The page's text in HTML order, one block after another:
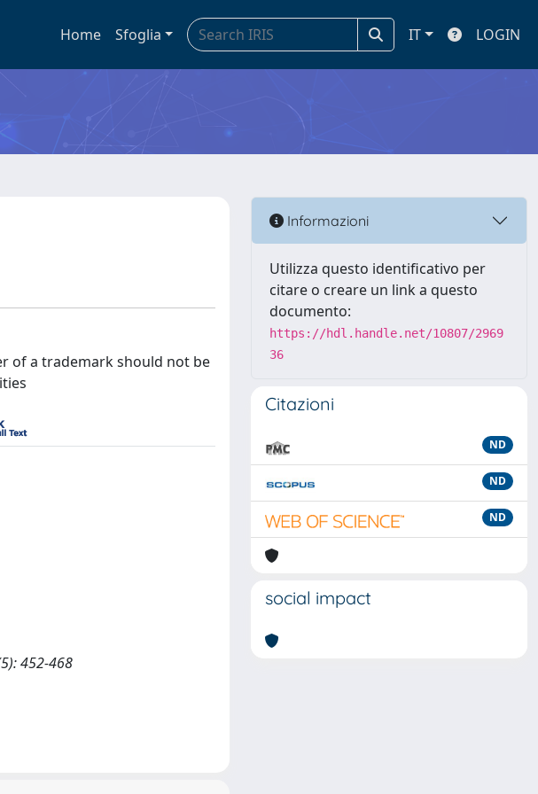
Home Sfoglia IT LOGIN
of a trademark should not be
452-468
Informazioni
Utilizza questo identificativo per
citare o creare un link a questo
documento:
https://hdl.handle.net/10807/2969
36
Citazioni
ND
ND
ND
social impact